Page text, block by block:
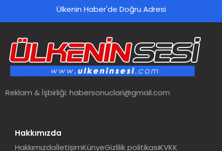
SPOR
TEKNOLOJI
MALATYA HABERLERI
Ülkenin Haber'de Doğru Adresi
Reklam & İşbirliği:habersonuclari@gmail.com
Hakkımızda
HakkımızdaİletişimKünyeGizlilik politikasıKVKK